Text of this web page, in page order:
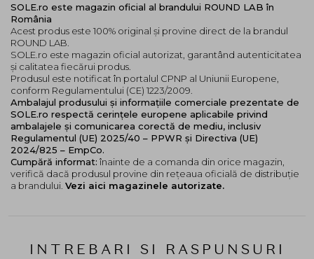
INTREBARI SI RASPUNSURI
SOLE.ro este magazin oficial al brandului ROUND LAB în
România
Acest produs este 100% original și provine direct de la brandul
ROUND LAB.
SOLE.ro este magazin oficial autorizat, garantând autenticitatea
și calitatea fiecărui produs.
Produsul este notificat în portalul CPNP al Uniunii Europene,
conform Regulamentului (CE) 1223/2009.
Ambalajul produsului și informațiile comerciale prezentate de
SOLE.ro respectă cerințele europene aplicabile privind
ambalajele și comunicarea corectă de mediu, inclusiv
Regulamentul (UE) 2025/40 – PPWR și Directiva (UE)
2024/825 – EmpCo.
Cumpără informat: înainte de a comanda din orice magazin,
verifică dacă produsul provine din rețeaua oficială de distribuție
a brandului. Vezi aici magazinele autorizate.